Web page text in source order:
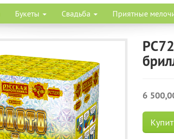
Букеты Свадьба Приятные
6